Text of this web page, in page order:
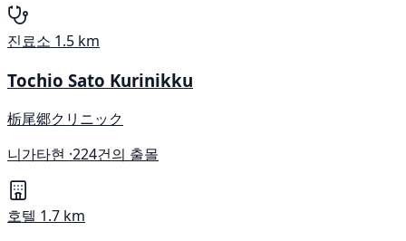
진료소 1.5 km
Tochio Sato Kurinikku
栃尾郷クリニック
니가타현 ·224건의 출몰
호텔 1.7 km